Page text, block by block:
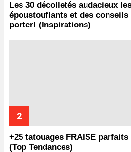
Les 30 décolletés audacieux
époustouflants et des
porter! (Inspirations)
+25 tatouages ​​FRAISE
(Top Tendances)